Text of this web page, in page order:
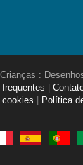
:
cookies
Política